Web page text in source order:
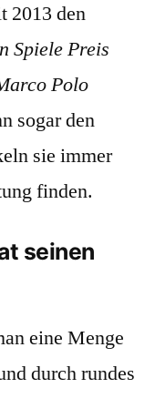
2013 den
Spiele Preis
Polo
sogar den
sie immer
finden.
seinen
eine Menge
durch rundes